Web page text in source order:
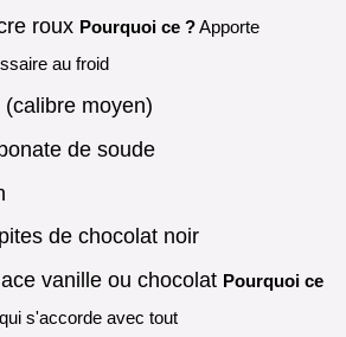
roux Pourquoi ce ?Apporte
au froid
moyen)
de soude
de chocolat noir
vanille ou chocolat Pourquoi ce
s'accorde avec tout